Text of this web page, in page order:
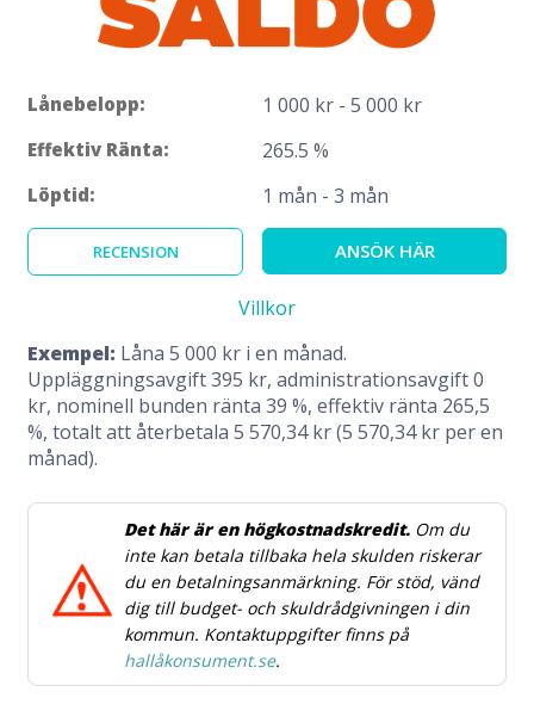
Lånebelopp: 1 000 kr - 5 000 kr
Effektiv Ränta: 265.5 %
Löptid: 1 mån - 3 mån
RECENSION ANSÖK HÄR
Villkor
Exempel: Låna 5 000 kr i en månad.
Uppläggningsavgift 395 kr, administrationsavgift 0
kr, nominell bunden ränta 39 %, effektiv ränta 265,5
%, totalt att återbetala 5 570,34 kr (5 570,34 kr per en
månad).
Det här är en högkostnadskredit. Om du
inte kan betala tillbaka hela skulden riskerar
du en betalningsanmärkning. För stöd, vänd
dig till budget- och skuldrådgivningen i din
kommun. Kontaktuppgifter finns på
hallåkonsument.se.